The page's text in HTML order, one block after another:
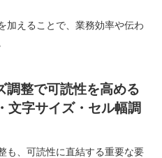
加えることで、業務効率や伝わ
調整で可読性を高める
文字サイズ・セル幅調
も、可読性に直結する重要な要